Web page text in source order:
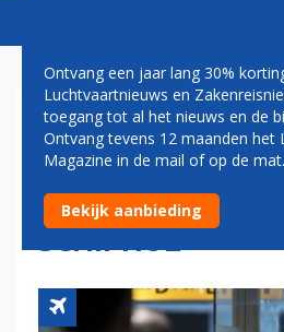
TUI FLY
AANGEHOUDEN
MARECHAUSSEE
SCHIPHOL
Ontvang een jaar lang 30%
Luchtvaartnieuws en
toegang tot al het nieuws en de
Ontvang tevens 12 maanden het
Magazine in de mail of op de mat.
Bekijk aanbieding